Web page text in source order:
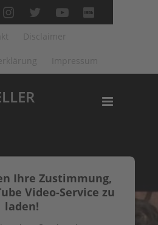
Disclaimer
Impressum
Ihre Zustimmung,
Video-Service zu
laden!